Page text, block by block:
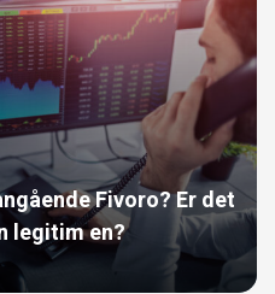
Fivoro? Er det
legitim en?